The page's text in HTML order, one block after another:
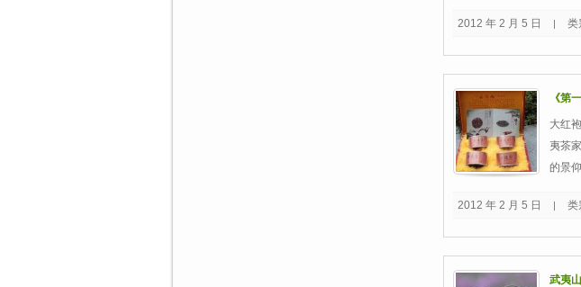
2012 年 2 月 5 日 | 类
《第
大红
夷茶
的景仰
2012 年 2 月 5 日 | 类
武夷